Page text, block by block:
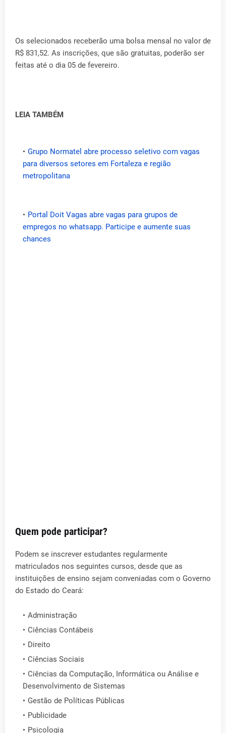
Os selecionados receberão uma bolsa mensal no valor de
R$ 831,52. As inscrições, que são gratuitas, poderão ser
feitas até o dia 05 de fevereiro.
LEIA TAMBÉM
Grupo Normatel abre processo seletivo com vagas
para diversos setores em Fortaleza e região
metropolitana
Portal Doit Vagas abre vagas para grupos de
empregos no whatsapp. Participe e aumente suas
chances
Quem pode participar?
Podem se inscrever estudantes regularmente
matriculados nos seguintes cursos, desde que as
instituições de ensino sejam conveniadas com o Governo
do Estado do Ceará:
Administração
Ciências Contábeis
Direito
Ciências Sociais
Ciências da Computação, Informática ou Análise e
Desenvolvimento de Sistemas
Gestão de Políticas Públicas
Publicidade
Psicologia